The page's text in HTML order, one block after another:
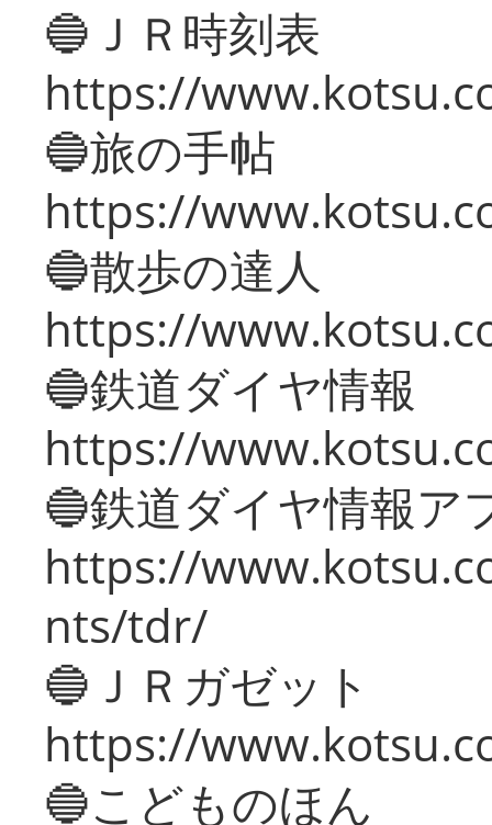
🔵ＪＲ時刻表
https://
🔵旅の手帖
https://
🔵散歩の達人
https://
🔵鉄道ダイヤ情報
https://
🔵鉄道ダイヤ情報ア
https://
nts/tdr/
🔵ＪＲガゼット
https://
🔵こどものほん